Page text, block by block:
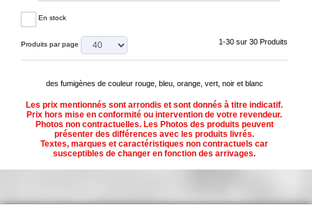
En stock
Produits par page 1-30 sur 30 Produits
des fumigènes de couleur rouge, bleu, orange, vert, noir et blanc
Les prix mentionnés sont arrondis et sont donnés à titre indicatif.
Prix hors mise en conformité ou intervention de votre revendeur.
Photos non contractuelles. Les Photos des produits peuvent
présenter des différences avec les produits livrés.
Textes, marques et caractéristiques non contractuels car
susceptibles de changer en fonction des arrivages.